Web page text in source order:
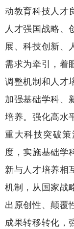
动教育科技人才
人才强国战略、
展、科技创新、
需求为牵引，着
调整机制和人才
加强基础学科、
培养。强化高水
重大科技突破
度，实施基础学
新与人才培养相
机制，从国家战
出原创性、颠覆
成果转移转化，